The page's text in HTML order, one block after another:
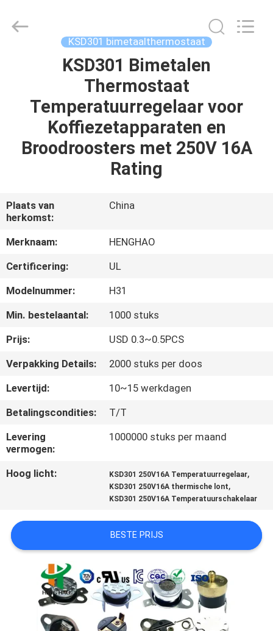
PRODUCTEN
VR-
OVER
ONS
FABRIEKSREIS
KWALITEITSCONTROLE
CONTACTEER
ONS
NIEUWS
ALLE
GEVALLEN
PRIVACY
POLICY
KSD301 bimetaalthermostaat
KSD301 Bimetalen
Thermostaat
Temperatuurregelaar voor
Koffiezetapparaten en
Broodroosters met 250V 16A
Rating
Plaats van
herkomst:
China
Merknaam:
HENGHAO
Certificering:
UL
Modelnummer:
H31
Min. bestelaantal:
1000 stuks
Prijs:
USD 0.3~0.5PCS
Verpakking Details:
2000 stuks per doos
Levertijd:
10~15 werkdagen
Betalingscondities:
T/T
Levering
vermogen:
1000000 stuks per maand
Hoog licht: KSD301 250V16A Temperatuurregelaar,
KSD301 250V16A thermische lont,
KSD301 250V16A Temperatuurschakelaar
BESTE PRIJS